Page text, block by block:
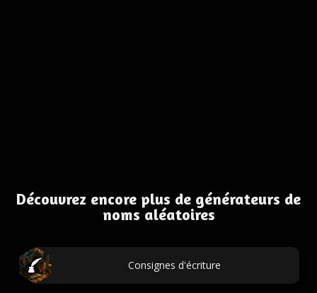
Découvrez encore plus de générateurs de
noms aléatoires
Consignes d'écriture